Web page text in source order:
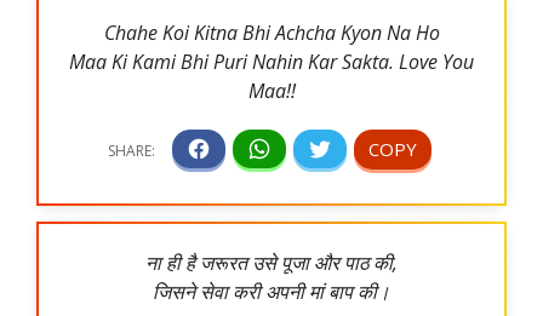
Chahe Koi Kitna Bhi Achcha Kyon Na Ho
Maa Ki Kami Bhi Puri Nahin Kar Sakta. Love You
Maa!!
ना ही है जरूरत उसे पूजा और पाठ की,
जिसने सेवा करी अपनी मां बाप की।